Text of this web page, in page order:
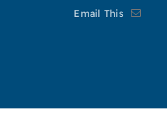
Email This